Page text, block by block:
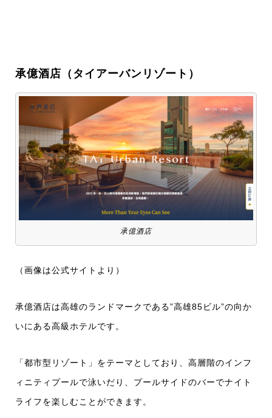
承億酒店（タイアーバンリゾート）
承億酒店
（画像は公式サイトより）
承億酒店は高雄のランドマークである”高雄85ビル”の向か
いにある高級ホテルです。
「都市型リゾート」をテーマとしており、高層階のインフ
ィニティプールで泳いだり、プールサイドのバーでナイト
ライフを楽しむことができます。